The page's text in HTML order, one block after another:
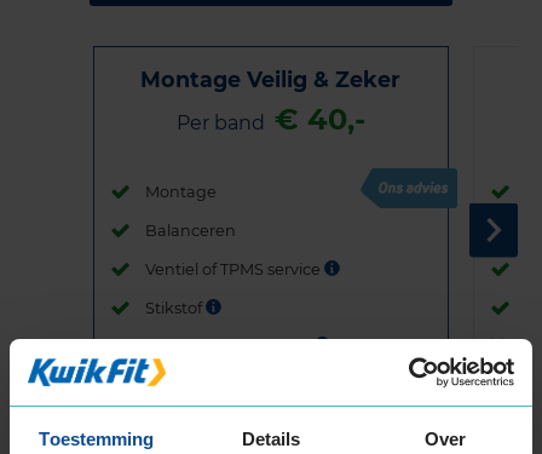
Toestemming Details Over
Montage Veilig & Zeker
Per band € 40,-
Montage
Balanceren
Ventiel of TPMS service
Stikstof